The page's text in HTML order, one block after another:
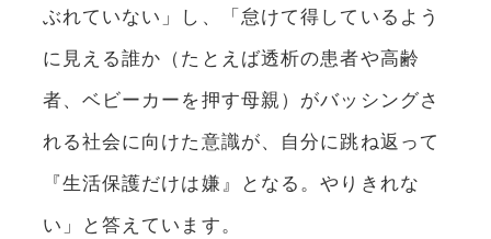
ぶれていない」し、「怠けて得しているよう
に見える誰か（たとえば透析の患者や高齢
者、ベビーカーを押す母親）がバッシングさ
れる社会に向けた意識が、自分に跳ね返って
『生活保護だけは嫌』となる。やりきれな
い」と答えています。